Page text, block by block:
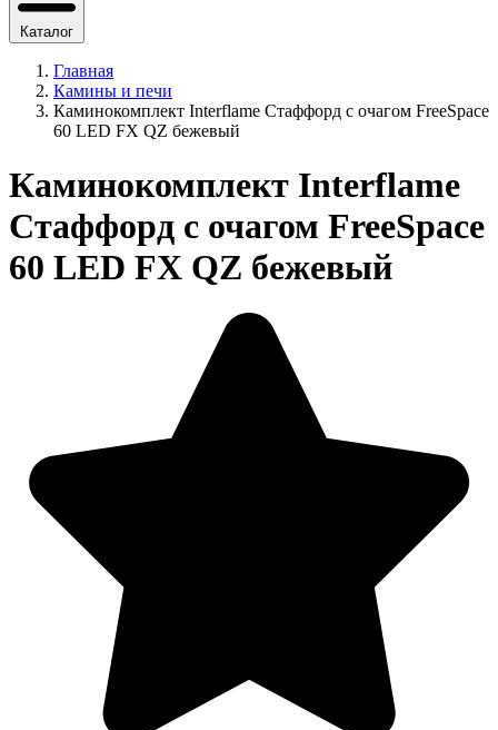
Каталог
Главная
Камины и печи
Каминокомплект Interflame Стаффорд с очагом FreeSpace
60 LED FX QZ бежевый
Каминокомплект Interflame
Стаффорд с очагом FreeSpace
60 LED FX QZ бежевый